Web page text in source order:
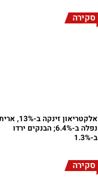
סקירה
אלקטריאון זינקה ב-13%,
נפלה ב-6.4%; הבנקים ירדו
ב-1.3%
סקירה